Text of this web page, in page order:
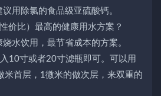
用除氯的食品级亚硫酸钙。
价比）最高的健康用水方案？
水饮用，最节省成本的方案。
10寸或者20寸滤瓶即可。可以用
首层，1微米的做次层，来双重的